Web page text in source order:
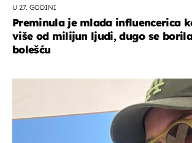
U 27. GODINI
Preminula je mlada influencerica
više od milijun ljudi, dugo se
bolešću